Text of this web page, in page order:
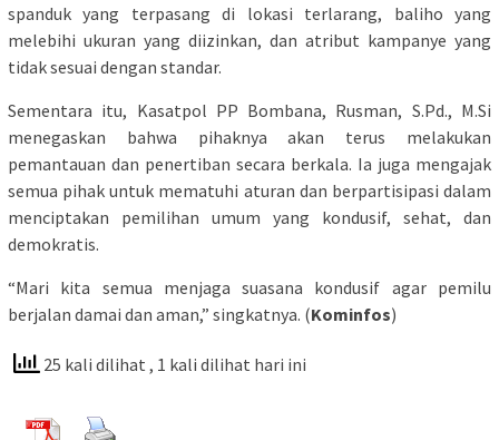
spanduk yang terpasang di lokasi terlarang, baliho yang
melebihi ukuran yang diizinkan, dan atribut kampanye yang
tidak sesuai dengan standar.
Sementara itu, Kasatpol PP Bombana, Rusman, S.Pd., M.Si
menegaskan bahwa pihaknya akan terus melakukan
pemantauan dan penertiban secara berkala. Ia juga mengajak
semua pihak untuk mematuhi aturan dan berpartisipasi dalam
menciptakan pemilihan umum yang kondusif, sehat, dan
demokratis.
“Mari kita semua menjaga suasana kondusif agar pemilu
berjalan damai dan aman,” singkatnya. (Kominfos)
25 kali dilihat , 1 kali dilihat hari ini